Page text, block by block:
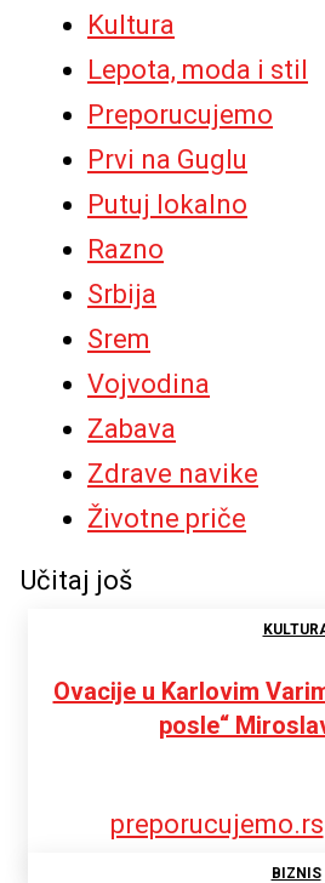
Kultura
Lepota, moda i stil
Preporucujemo
Prvi na Guglu
Putuj lokalno
Razno
Srbija
Srem
Vojvodina
Zabava
Zdrave navike
Životne priče
Učitaj još
Ovacije u Karlovim
posle“
preporucujemo.rs
BIZNIS